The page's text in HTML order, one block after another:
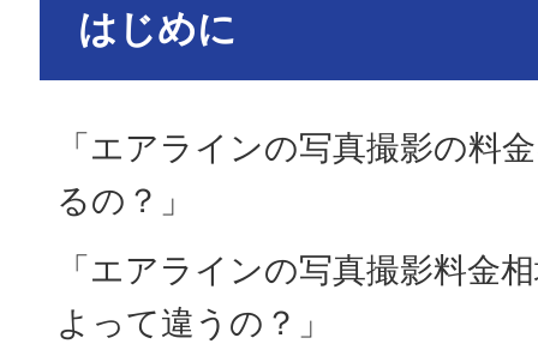
はじめに
「エアラインの写真撮影の料
るの？」
「エアラインの写真撮影料金
よって違うの？」